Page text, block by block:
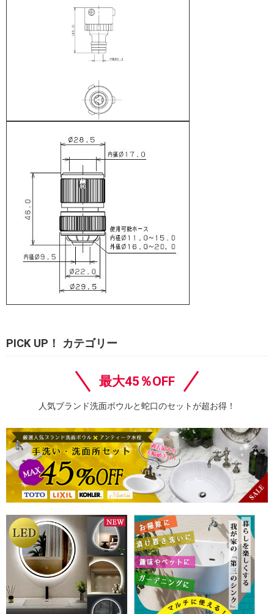
PICK UP！ カテゴリー
最大45％OFF
人気ブランド洗面ボウルと蛇口のセットが超お得！